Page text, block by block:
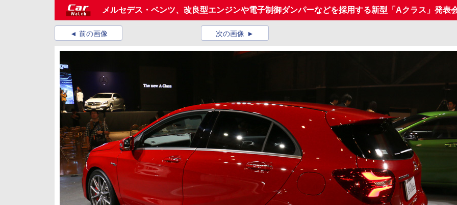
メルセデス・ベンツ、改良型エンジンや電子制御ダンパーなどを採用する新型「Aクラス」発表
前の画像 次の画像